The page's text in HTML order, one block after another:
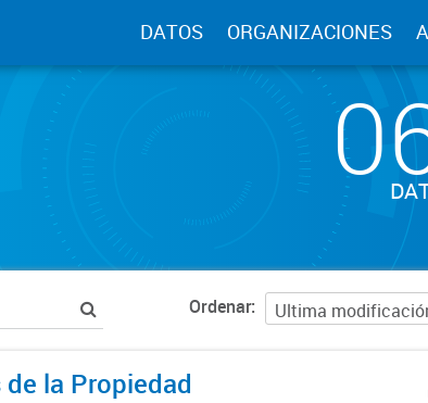
DATOS ORGANIZACIONES
Ordenar
la Propiedad